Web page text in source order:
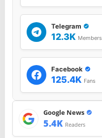
Telegram
12.3K Members
Facebook
125.4K Fans
Google News
5.4K Readers